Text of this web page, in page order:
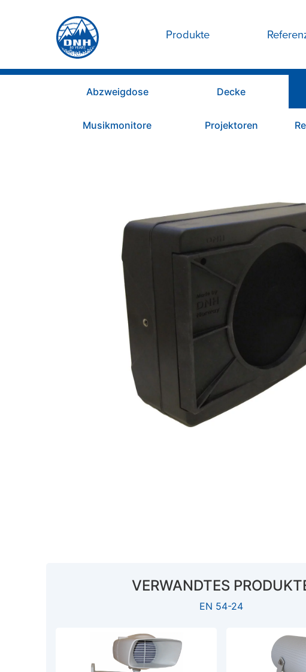
Produkte
Abzweigdose Decke
Musikmonitore Projektoren
VERWANDTES
EN 54-24